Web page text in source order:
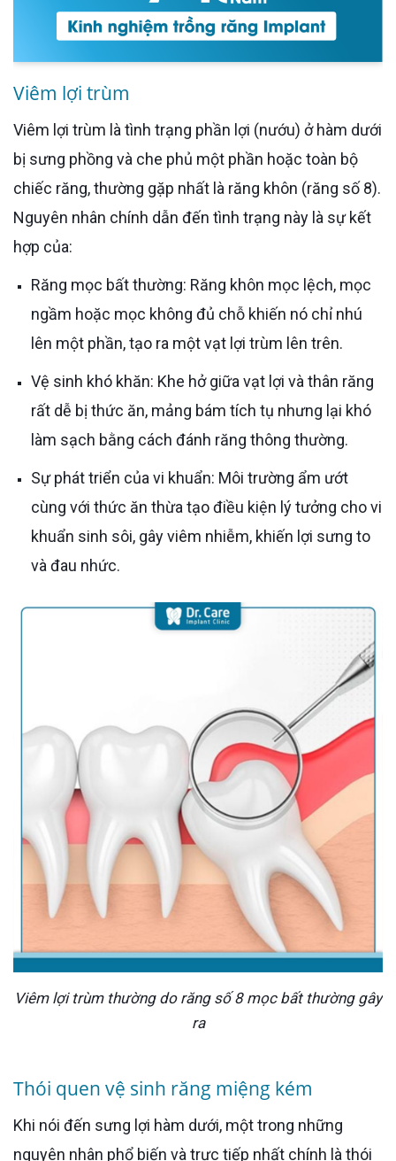
Viêm lợi trùm
Viêm lợi trùm là tình trạng phần lợi (nướu) ở hàm dưới
bị sưng phồng và che phủ một phần hoặc toàn bộ
chiếc răng, thường gặp nhất là răng khôn (răng số 8).
Nguyên nhân chính dẫn đến tình trạng này là sự kết
hợp của:
Răng mọc bất thường: Răng khôn mọc lệch, mọc
ngầm hoặc mọc không đủ chỗ khiến nó chỉ nhú
lên một phần, tạo ra một vạt lợi trùm lên trên.
Vệ sinh khó khăn: Khe hở giữa vạt lợi và thân răng
rất dễ bị thức ăn, mảng bám tích tụ nhưng lại khó
làm sạch bằng cách đánh răng thông thường.
Sự phát triển của vi khuẩn: Môi trường ẩm ướt
cùng với thức ăn thừa tạo điều kiện lý tưởng cho vi
khuẩn sinh sôi, gây viêm nhiễm, khiến lợi sưng to
và đau nhức.
Viêm lợi trùm thường do răng số 8 mọc bất thường gây
ra
Thói quen vệ sinh răng miệng kém
Khi nói đến sưng lợi hàm dưới, một trong những
nguyên nhân phổ biến và trực tiếp nhất chính là thói